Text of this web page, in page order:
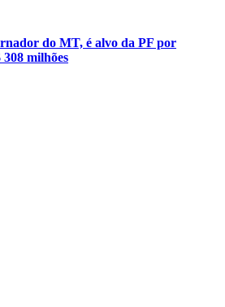
do MT, é alvo da PF por
308 milhões